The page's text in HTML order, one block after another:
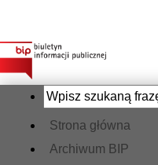
Strona główna
Archiwum BIP